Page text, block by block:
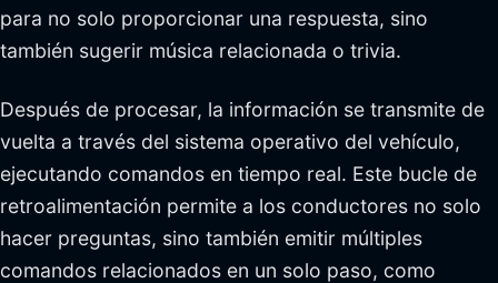
para no solo proporcionar una respuesta, sino
también sugerir música relacionada o trivia.
Después de procesar, la información se transmite de
vuelta a través del sistema operativo del vehículo,
ejecutando comandos en tiempo real. Este bucle de
retroalimentación permite a los conductores no solo
hacer preguntas, sino también emitir múltiples
comandos relacionados en un solo paso, como